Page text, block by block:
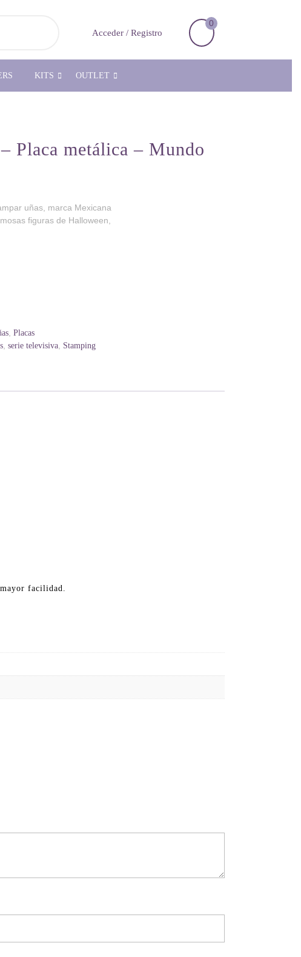
Acceder / Registro Acceder
Registro
Carrito
0
KITS OUTLET
Placa metálica – Mundo
uñas, marca Mexicana
figuras de Halloween,
- Mundo de Uñas cantidad
, Placas
, serie televisiva, Stamping
facilidad.